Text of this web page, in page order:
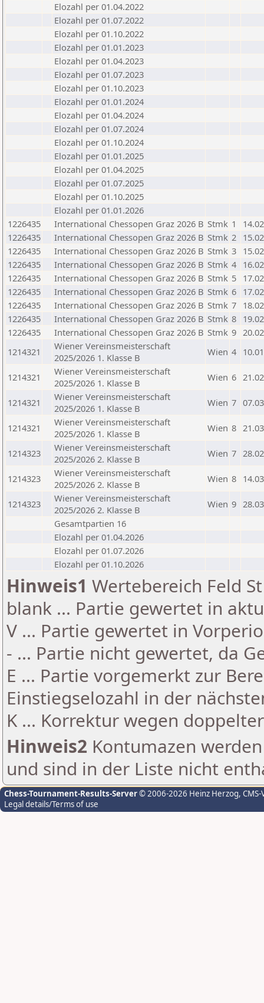
Elozahl per 01.04.2022
Elozahl per 01.07.2022
Elozahl per 01.10.2022
Elozahl per 01.01.2023
Elozahl per 01.04.2023
Elozahl per 01.07.2023
Elozahl per 01.10.2023
Elozahl per 01.01.2024
Elozahl per 01.04.2024
Elozahl per 01.07.2024
Elozahl per 01.10.2024
Elozahl per 01.01.2025
Elozahl per 01.04.2025
Elozahl per 01.07.2025
Elozahl per 01.10.2025
Elozahl per 01.01.2026
1226435
International Chessopen Graz 2026 B Stmk 1
1226435
International Chessopen Graz 2026 B Stmk 2
1226435
International Chessopen Graz 2026 B Stmk 3
1226435
International Chessopen Graz 2026 B Stmk 4
1226435
International Chessopen Graz 2026 B Stmk 5
1226435
International Chessopen Graz 2026 B Stmk 6
1226435
International Chessopen Graz 2026 B Stmk 7
1226435
International Chessopen Graz 2026 B Stmk 8
1226435
International Chessopen Graz 2026 B Stmk 9
1214321
Wiener Vereinsmeisterschaft
2025/2026 1. Klasse B
Wien 4
1214321
Wiener Vereinsmeisterschaft
2025/2026 1. Klasse B
Wien 6
1214321
Wiener Vereinsmeisterschaft
2025/2026 1. Klasse B
Wien 7
1214321
Wiener Vereinsmeisterschaft
2025/2026 1. Klasse B
Wien 8
1214323
Wiener Vereinsmeisterschaft
2025/2026 2. Klasse B
Wien 7
1214323
Wiener Vereinsmeisterschaft
2025/2026 2. Klasse B
Wien 8
1214323
Wiener Vereinsmeisterschaft
2025/2026 2. Klasse B
Wien 9
Gesamtpartien 16
Elozahl per 01.04.2026
Elozahl per 01.07.2026
Elozahl per 01.10.2026
Hinweis1 Wertebereich Feld
blank ... Partie gewertet in
V ... Partie gewertet in
- ... Partie nicht gewertet, da
E ... Partie vorgemerkt zur
Einstiegselozahl in der
K ... Korrektur wegen
Hinweis2 Kontumazen
und sind in der Liste nicht
Chess-Tournament-Results-Server© 2006-2026 Heinz Herzog,
Legal details/Terms of use